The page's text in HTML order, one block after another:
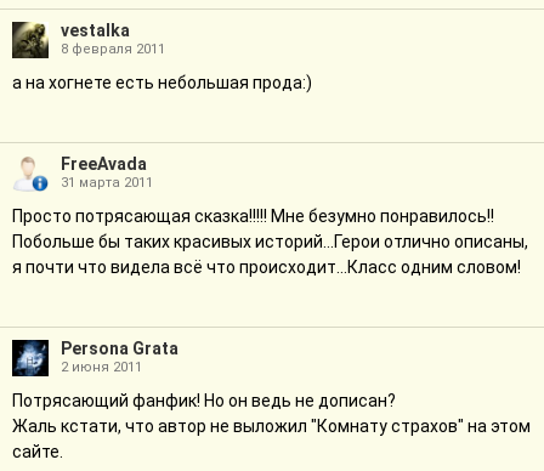
vestalka
8 февраля 2011
а на хогнете есть небольшая прода:)
FreeAvada
31 марта 2011
Просто потрясающая сказка!!!!! Мне безумно понравилось!!
Побольше бы таких красивых историй...Герои отлично описаны,
я почти что видела всё что происходит...Класс одним словом!
Persona Grata
2 июня 2011
Потрясающий фанфик! Но он ведь не дописан?
Жаль кстати, что автор не выложил "Комнату страхов" на этом
сайте.